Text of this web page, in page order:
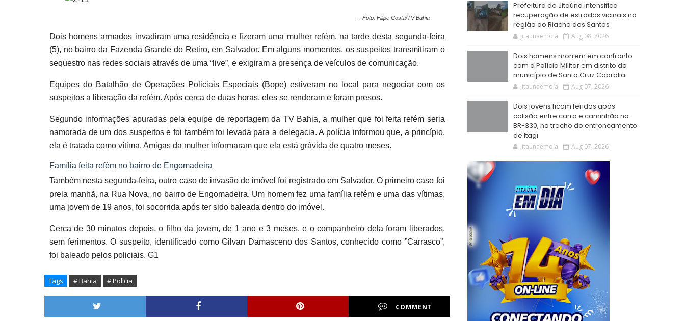
— Foto: Filipe Costa/TV Bahia
Dois homens armados invadiram uma residência e fizeram uma mulher refém, na tarde desta segunda-feira
(5), no bairro da Fazenda Grande do Retiro, em Salvador. Em alguns momentos, os suspeitos transmitiram o
sequestro nas redes sociais através de uma “live”, e exigiram a presença de veículos de comunicação.
Equipes do Batalhão de Operações Policiais Especiais (Bope) estiveram no local para negociar com os
suspeitos a liberação da refém. Após cerca de duas horas, eles se renderam e foram presos.
Segundo informações apuradas pela equipe de reportagem da TV Bahia, a mulher que foi feita refém seria
namorada de um dos suspeitos e foi também foi levada para a delegacia. A polícia informou que, a princípio,
ela é tratada como vítima. Amigas da mulher informaram que ela está grávida de quatro meses.
Família feita refém no bairro de Engomadeira
Também nesta segunda-feira, outro caso de invasão de imóvel foi registrado em Salvador. O primeiro caso foi
prela manhã, na Rua Nova, no bairro de Engomadeira. Um homem fez uma família refém e uma das vítimas,
uma jovem de 19 anos, foi socorrida após ter sido baleada dentro do imóvel.
Cerca de 30 minutos depois, o filho da jovem, de 1 ano e 3 meses, e o companheiro dela foram liberados,
sem ferimentos. O suspeito, identificado como Gilvan Damasceno dos Santos, conhecido como ”Carrasco”,
foi baleado pelos policiais. G1
Tags # Bahia # Policia
COMMENT
Prefeitura de Jitaúna intensifica
recuperação de estradas vicinais na
região do Riacho dos Santos
jitaunaemdia Aug 08, 2026
Dois homens morrem em confronto
com a Polícia Militar em distrito do
município de Santa Cruz Cabrália
jitaunaemdia Aug 07, 2026
Dois jovens ficam feridos após
colisão entre carro e caminhão na
BR-330, no trecho do entroncamento
de Itagi
jitaunaemdia Aug 07, 2026